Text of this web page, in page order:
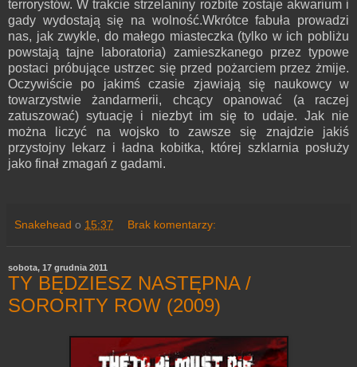
terrorystów. W trakcie strzelaniny rozbite zostaje akwarium i
gady wydostają się na wolność.Wkrótce fabuła prowadzi
nas, jak zwykle, do małego miasteczka (tylko w ich pobliżu
powstają tajne laboratoria) zamieszkanego przez typowe
postaci próbujące ustrzec się przed pożarciem przez żmije.
Oczywiście po jakimś czasie zjawiają się naukowcy w
towarzystwie żandarmerii, chcący opanować (a raczej
zatuszować) sytuację i niezbyt im się to udaje. Jak nie
można liczyć na wojsko to zawsze się znajdzie jakiś
przystojny lekarz i ładna kobitka, której szklarnia posłuży
jako finał zmagań z gadami.
Snakehead o 15:37 Brak komentarzy:
sobota, 17 grudnia 2011
TY BĘDZIESZ NASTĘPNA /
SORORITY ROW (2009)